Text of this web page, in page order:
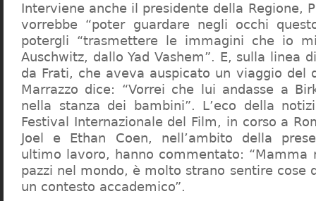
Interviene anche il presidente della Regione,
vorrebbe “poter guardare negli occhi
potergli “trasmettere le immagini che io
Auschwitz, dallo Yad Vashem”. E, sulla linea
da Frati, che aveva auspicato un viaggio del
Marrazzo dice: “Vorrei che lui andasse a
nella stanza dei bambini”. L’eco della
Festival Internazionale del Film, in corso a
Joel e Ethan Coen, nell’ambito della
ultimo lavoro, hanno commentato: “Mamma
pazzi nel mondo, è molto strano sentire cose
un contesto accademico”.